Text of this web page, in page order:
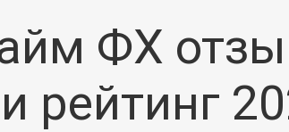
ФХ
и рейтинг